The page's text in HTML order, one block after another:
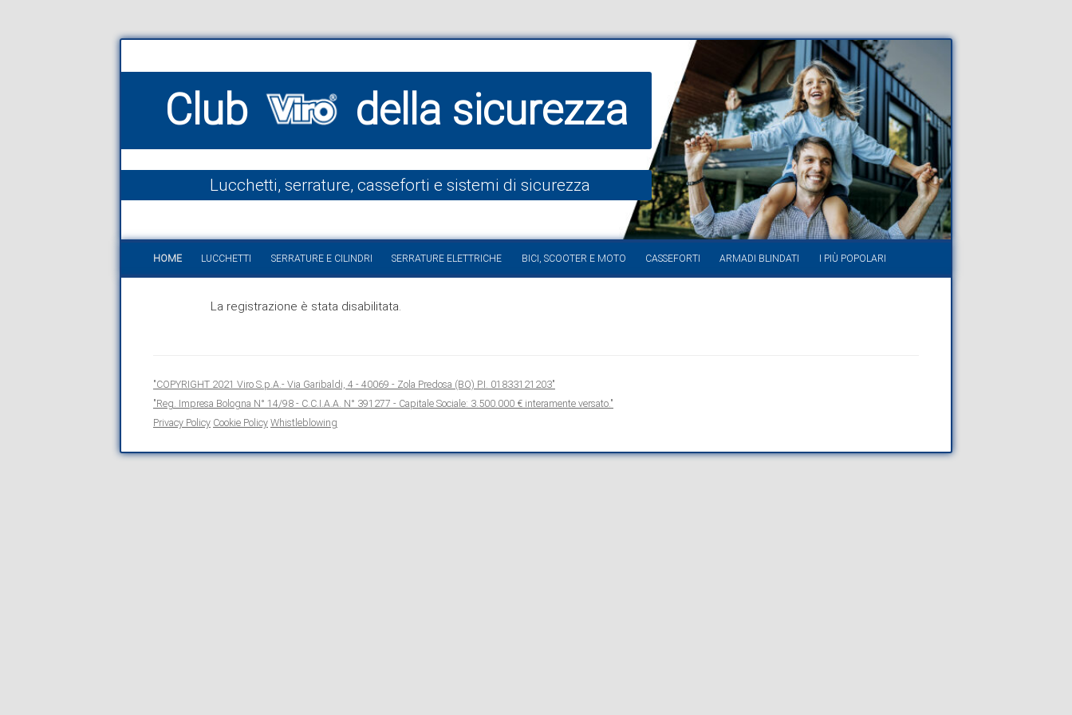
Club della sicurezza
Lucchetti, serrature, casseforti e sistemi di sicurezza
HOME LUCCHETTI SERRATURE E CILINDRI SERRATURE ELETTRICHE BICI, SCOOTER E MOTO CASSEFORTI ARMADI BLINDATI I PIÙ POPOLARI
La registrazione è stata disabilitata.
"COPYRIGHT 2021 Viro S.p.A.- Via Garibaldi, 4 - 40069 - Zola Predosa (BO) P.I. 01833121203"
"Reg. Impresa Bologna N° 14/98 - C.C.I.A.A. N° 391277 - Capitale Sociale: 3.500.000 € interamente versato."
Privacy Policy Cookie Policy Whistleblowing